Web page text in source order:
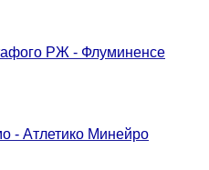
РЖ - Флуминенсе
- Атлетико Минейро